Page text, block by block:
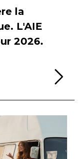
la
L'AIE
2026.